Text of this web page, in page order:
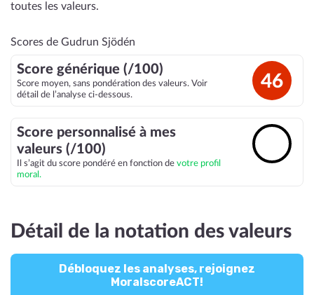
toutes les valeurs.
Scores de Gudrun Sjödén
Score générique (/100)
Score moyen, sans pondération des valeurs. Voir
détail de l’analyse ci-dessous.
46
Score personnalisé à mes
valeurs (/100)
Il s’agit du score pondéré en fonction de votre profil
moral.
Détail de la notation des valeurs
Débloquez les analyses, rejoignez
MoralscoreACT!